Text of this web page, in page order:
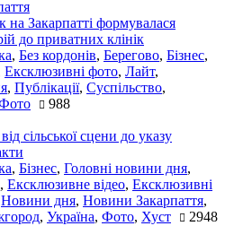
на Закарпатті формувалася
до приватних клінік
, Без кордонів, Берегово, Бізнес,
Ексклюзивні фото, Лайт,
, Публікації, Суспільство,
988
сільської сцени до указу
, Бізнес, Головні новини дня,
, Ексклюзивне відео, Ексклюзивні
Новини дня, Новини Закарпаття,
, Україна, Фото, Хуст 2948